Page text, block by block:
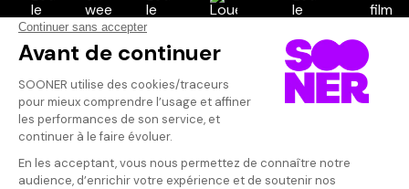
Vos avis
Donnez votre avis
Votre note
Votre commentaire
Il faut vous connecter pour